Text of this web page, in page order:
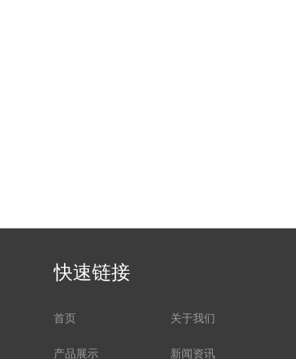
快速链接
首页 关于我们
产品展示 新闻资讯